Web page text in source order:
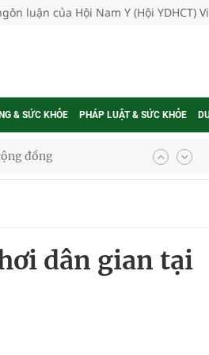
luận của Hội Nam Y (Hội YDHCT)
& SỨC KHỎE PHÁP LUẬT & SỨC KHỎE
đồng
dân gian tại